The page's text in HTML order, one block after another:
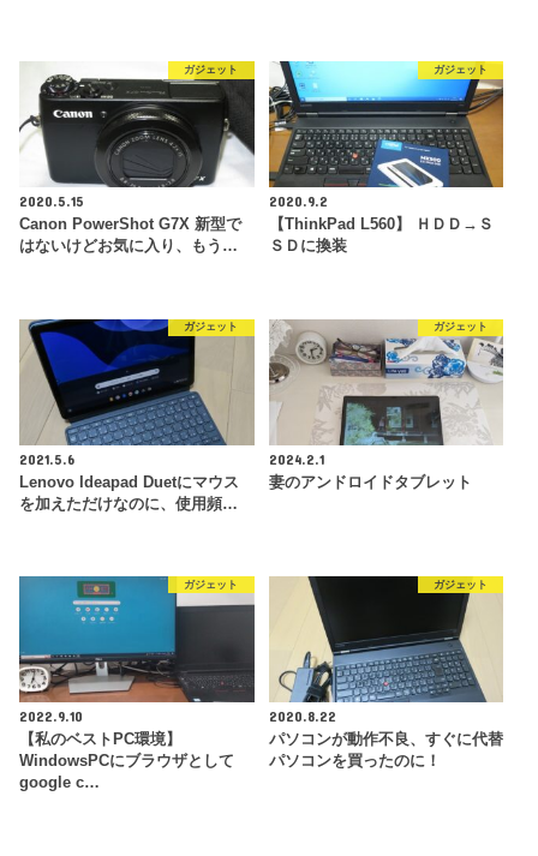
ガジェット
2020.5.15
Canon PowerShot G7X 新型で
はないけどお気に入り、もう…
ガジェット
2020.9.2
【ThinkPad L560】 ＨＤＤ→Ｓ
ＳＤに換装
ガジェット
2021.5.6
Lenovo Ideapad Duetにマウス
を加えただけなのに、使用頻…
ガジェット
2024.2.1
妻のアンドロイドタブレット
ガジェット
2022.9.10
【私のベストPC環境】
WindowsPCにブラウザとして
google c…
ガジェット
2020.8.22
パソコンが動作不良、すぐに代替
パソコンを買ったのに！